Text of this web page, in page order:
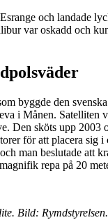
och landade
var oskadd och
byggde den
i Månen. Satelliten
Den sköts upp 2003
för att placera sig
man beslutade att
repa på 20
Bild: Rymdstyrelsen.